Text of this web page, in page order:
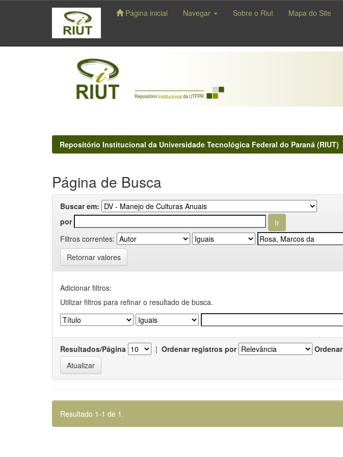
navigation
Página inicial Navegar Sobre o Riut Mapa do Site
Repositório Institucional da Universidade Tecnológica Federal do Paraná (RIUT)
Página de Busca
Buscar em:
por
Filtros correntes:
Retornar valores
Adicionar filtros:
Utilizar filtros para refinar o resultado de busca.
Resultados/Página | Ordenar registros por Ordenar
Resultado 1-1 de 1.